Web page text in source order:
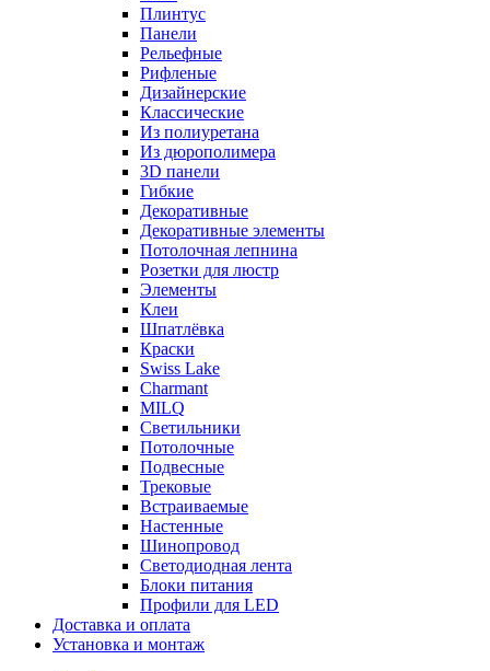
Плинтус
Панели
Рельефные
Рифленые
Дизайнерские
Классические
Из полиуретана
Из дюрополимера
3D панели
Гибкие
Декоративные
Декоративные элементы
Потолочная лепнина
Розетки для люстр
Элементы
Клеи
Шпатлёвка
Краски
Swiss Lake
Charmant
MILQ
Светильники
Потолочные
Подвесные
Трековые
Встраиваемые
Настенные
Шинопровод
Светодиодная лента
Блоки питания
Профили для LED
Доставка и оплата
Установка и монтаж